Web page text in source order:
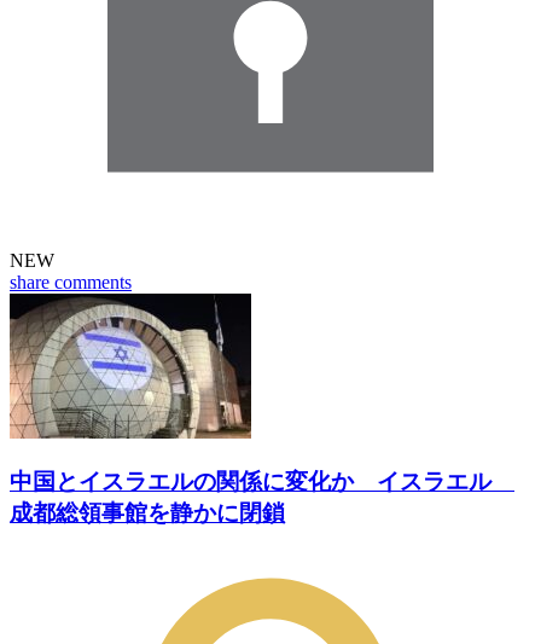
NEW
share comments
中国とイスラエルの関係に変化か イスラエル
成都総領事館を静かに閉鎖